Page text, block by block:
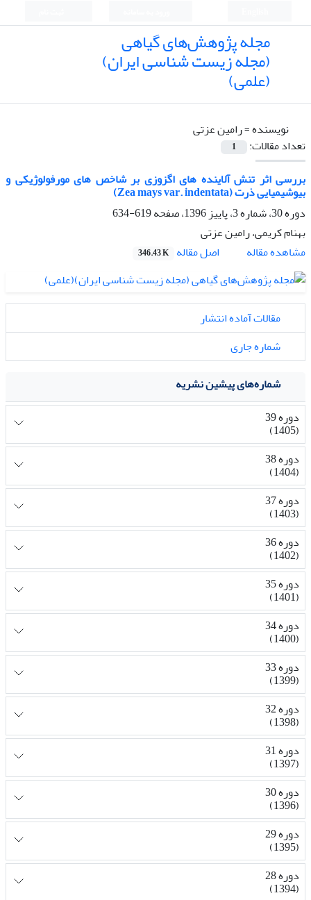
مجله پژوهش‌های گیاهی
(مجله زیست شناسی ایران)
(علمی)
نویسنده =رامین عزتی
تعداد مقالات:
1
بررسی اثر تنش آلاینده های اگزوزی بر شاخص های مورفولوژیکی و
بیوشیمیایی ذرت (Zea mays var. indentata)
دوره 30، شماره 3، پاییز 1396، صفحه
619-634
بهنام کریمی، رامین عزتی
مشاهده مقاله
اصل مقاله 346.43 K
مقالات آماده انتشار
شماره جاری
شماره‌های پیشین نشریه
دوره 39
(1405)
دوره 38
(1404)
دوره 37
(1403)
دوره 36
(1402)
دوره 35
(1401)
دوره 34
(1400)
دوره 33
(1399)
دوره 32
(1398)
دوره 31
(1397)
دوره 30
(1396)
دوره 29
(1395)
دوره 28
(1394)